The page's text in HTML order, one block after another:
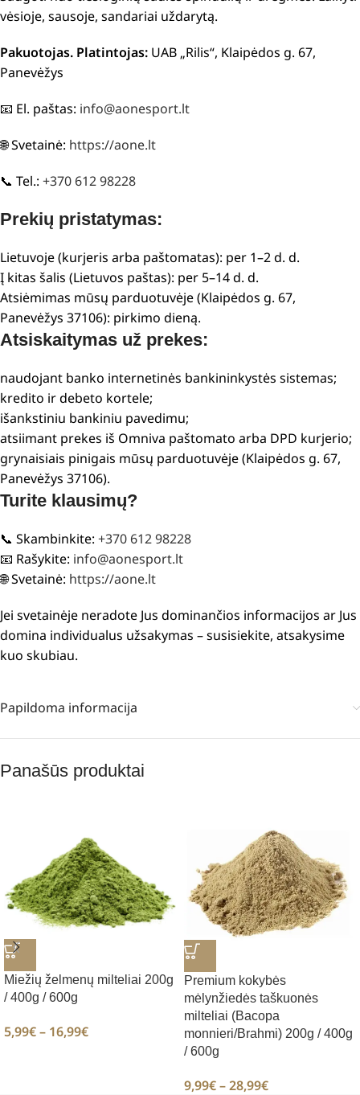
vėsioje, sausoje, sandariai uždarytą.
Pakuotojas. Platintojas: UAB „Rilis“, Klaipėdos g. 67,
Panevėžys
📧 El. paštas: info@aonesport.lt
🌐 Svetainė: https://aone.lt
📞 Tel.: +370 612 98228
Prekių pristatymas:
Lietuvoje (kurjeris arba paštomatas): per 1–2 d. d.
Į kitas šalis (Lietuvos paštas): per 5–14 d. d.
Atsiėmimas mūsų parduotuvėje (Klaipėdos g. 67,
Panevėžys 37106): pirkimo dieną.
Atsiskaitymas už prekes:
naudojant banko internetinės bankininkystės sistemas;
kredito ir debeto kortele;
išankstiniu bankiniu pavedimu;
atsiimant prekes iš Omniva paštomato arba DPD kurjerio;
grynaisiais pinigais mūsų parduotuvėje (Klaipėdos g. 67,
Panevėžys 37106).
Turite klausimų?
📞 Skambinkite: +370 612 98228
📧 Rašykite: info@aonesport.lt
🌐 Svetainė: https://aone.lt
Jei svetainėje neradote Jus dominančios informacijos ar Jus
domina individualus užsakymas – susisiekite, atsakysime
kuo skubiau.
Papildoma informacija
Panašūs produktai
Miežių želmenų milteliai 200g
/ 400g / 600g
5,99€– 16,99€
Premium kokybės
mėlynžiedės taškuonės
milteliai (Bacopa
monnieri/Brahmi) 200g / 400g
/ 600g
9,99€–28,99€